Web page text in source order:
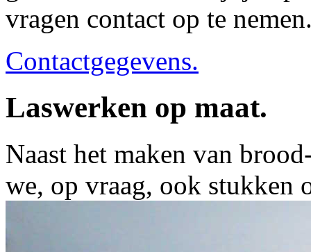
vragen contact op te
Contactgegevens.
Laswerken op maat.
Naast het maken van
we, op vraag, ook stukken